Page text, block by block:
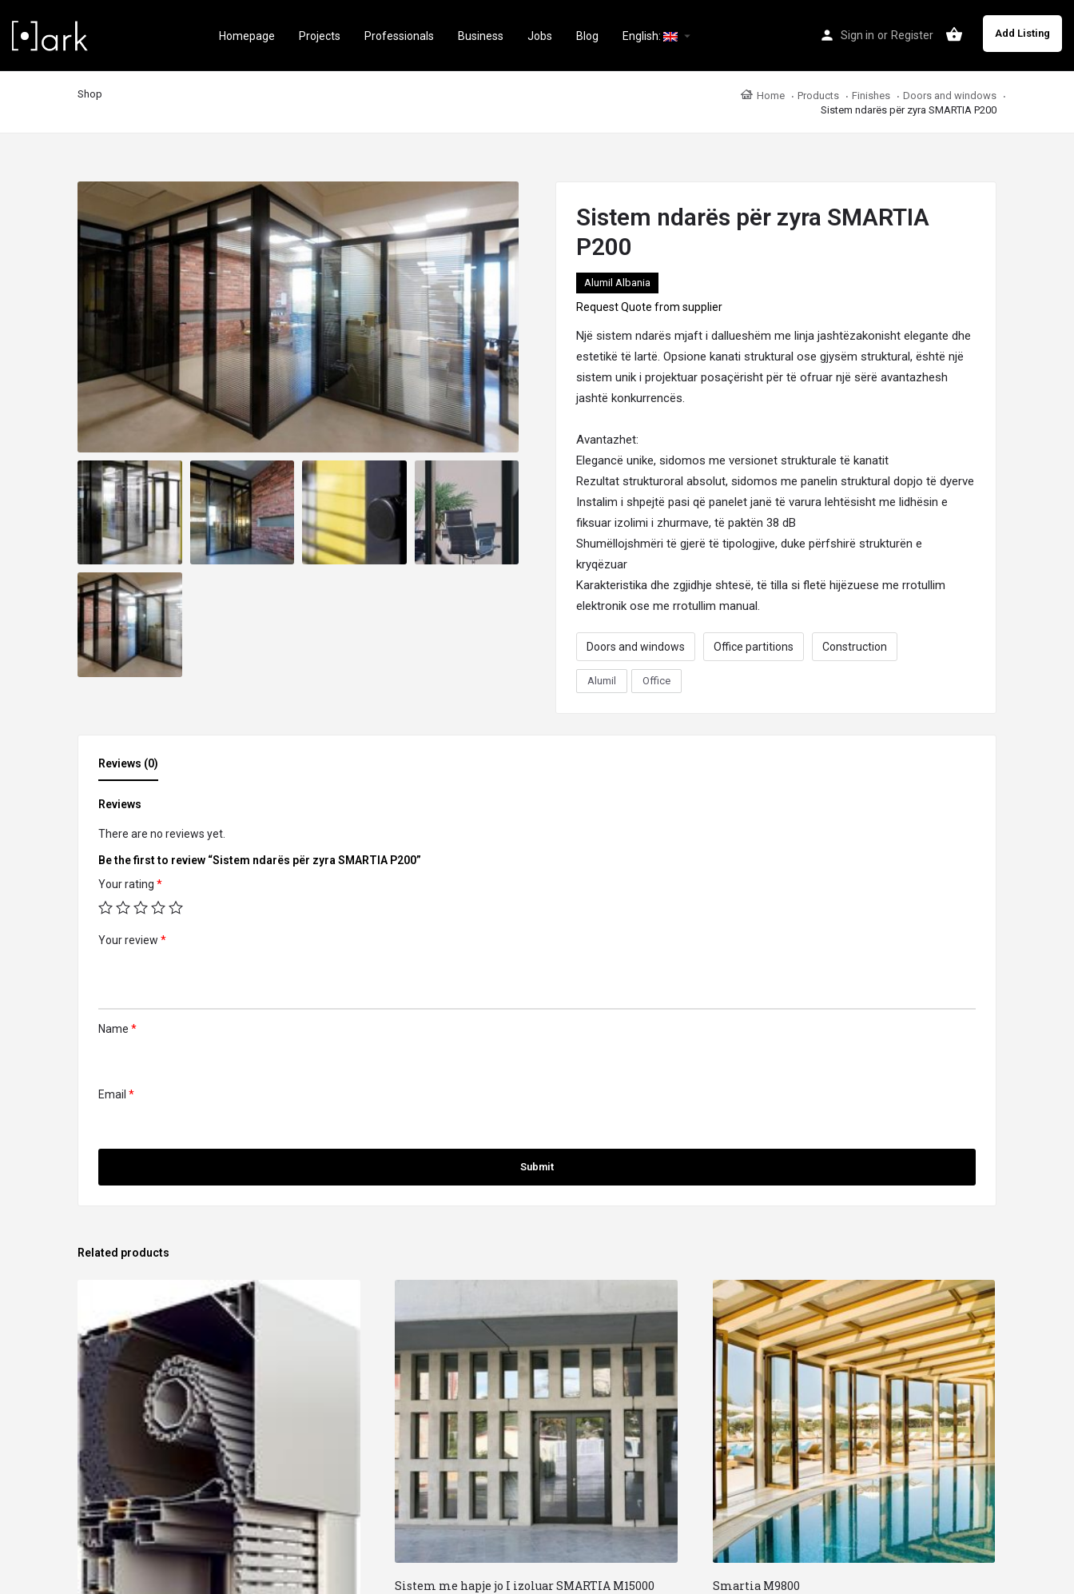
Sign in or Register Add Listing
Homepage Projects Professionals Business Jobs Blog English: arrow_drop_down
Shop Home Products Finishes
Doors and windows
Sistem ndarës për zyra SMARTIA P200
Sistem ndarës për zyra SMARTIA
P200
Alumil Albania
Request Quote from supplier
Një sistem ndarës mjaft i dallueshëm me linja jashtëzakonisht elegante dhe
estetikë të lartë. Opsione kanati struktural ose gjysëm struktural, është një
sistem unik i projektuar posaçërisht për të ofruar një sërë avantazhesh
jashtë konkurrencës.
Avantazhet:
Elegancë unike, sidomos me versionet strukturale të kanatit
Rezultat strukturoral absolut, sidomos me panelin struktural dopjo të dyerve
Instalim i shpejtë pasi që panelet janë të varura lehtësisht me lidhësin e
fiksuar izolimi i zhurmave, të paktën 38 dB
Shumëllojshmëri të gjerë të tipologjive, duke përfshirë strukturën e
kryqëzuar
Karakteristika dhe zgjidhje shtesë, të tilla si fletë hijëzuese me rrotullim
elektronik ose me rrotullim manual.
Doors and windows Office partitions Construction
Alumil Office
Reviews (0)
Reviews
There are no reviews yet.
Be the first to review “Sistem ndarës për zyra SMARTIA P200”
Your rating *
Your review *
Name *
Email *
Related products
Sistem me hapje jo I izoluar SMARTIA M15000 Smartia Μ9800